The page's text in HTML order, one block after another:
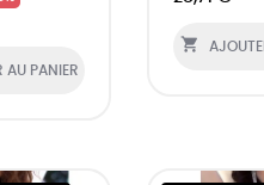
AU PANIER
